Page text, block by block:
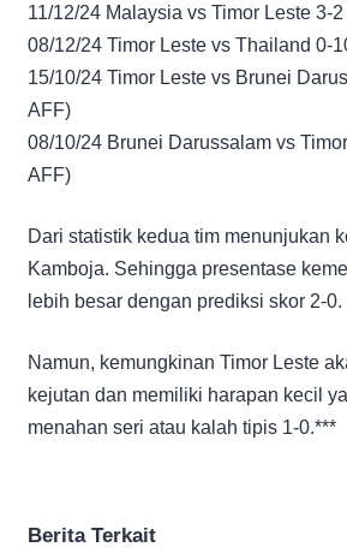
11/12/24 Malaysia vs Timor Leste 3-
08/12/24 Timor Leste vs Thailand 0-
15/10/24 Timor Leste vs Brunei
AFF)
08/10/24 Brunei Darussalam vs
AFF)
Dari statistik kedua tim menunjukan
Kamboja. Sehingga presentase
lebih besar dengan prediksi skor 2-0.
Namun, kemungkinan Timor Leste
kejutan dan memiliki harapan kecil
menahan seri atau kalah tipis 1-0.***
Berita Terkait